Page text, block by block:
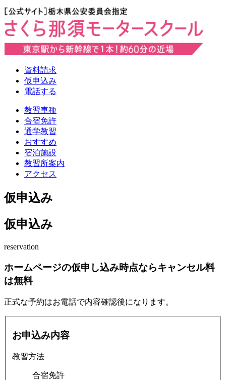
資料請求
仮申込み
電話する
教習車種
合宿免許
通学教習
おすすめ
宿泊施設
教習所案内
アクセス
仮申込み
仮申込み
reservation
ホームページの仮申し込み時点ならキャンセル料
は無料
正式な予約はお電話で内容確認後になります。
お申込み内容
教習方法
合宿免許